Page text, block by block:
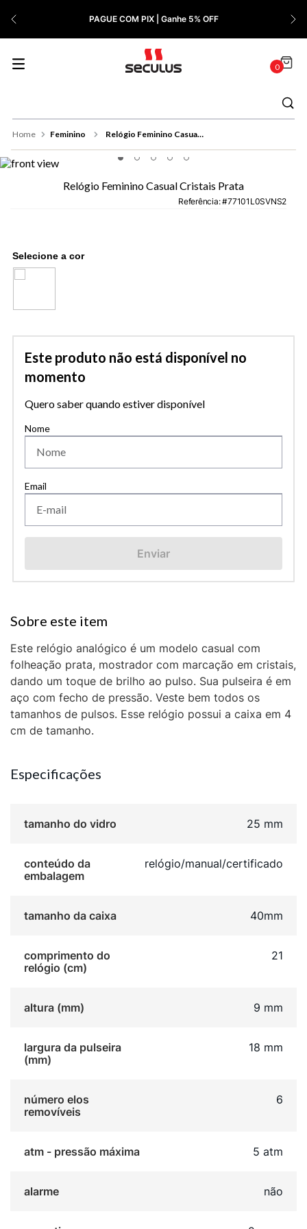
PAGUE COM PIX | Ganhe 5% OFF
0
Feminino Relógio Feminino Casual Cristais Prata
Relógio Feminino Casual Cristais Prata
Referência: 77101L0SVNS2
Este produto não está disponível no
momento
Quero saber quando estiver disponível
Enviar
Este relógio analógico é um modelo casual com
folheação prata, mostrador com marcação em cristais,
dando um toque de brilho ao pulso. Sua pulseira é em
aço com fecho de pressão. Veste bem todos os
tamanhos de pulsos. Esse relógio possui a caixa em 4
cm de tamanho.
Especificações
tamanho do vidro 25 mm
conteúdo da
embalagem
relógio/manual/certificado
tamanho da caixa 40mm
comprimento do
relógio (cm)
21
altura (mm) 9 mm
largura da pulseira
(mm)
18 mm
número elos
removíveis
6
atm - pressão máxima 5 atm
alarme não
9º